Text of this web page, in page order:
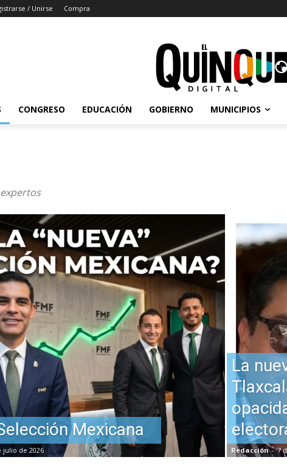
/ Unirse Compra
CONGRESO EDUCACIÓN GOBIERNO MUNICIPIOS
Mexicana
julio de 2026
La
Redacción - 7